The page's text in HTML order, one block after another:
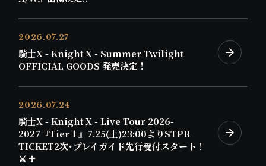
2026.07.27
騎士X - Knight X - Summer Twilight
OFFICIAL GOODS 発売決定！
2026.07.24
騎士X - Knight X - Live Tour 2026-
2027『Tier１』7.25(土)23:00よりSTPR
TICKET2次･プレイガイド先行受付スタート！
⚔️ ♱